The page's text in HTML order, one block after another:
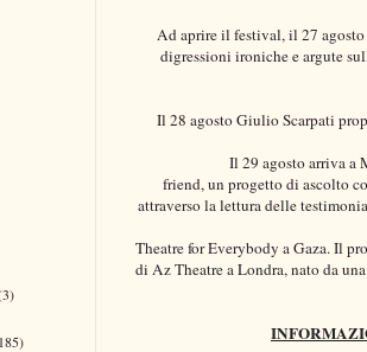
Ad aprire il festival, il 27
digressioni ironiche e argute
Il 28 agosto Giulio Scarpati
Il 29 agosto arriva a
friend, un progetto di ascolto
attraverso la lettura delle
Theatre for Everybody a Gaza. Il
di Az Theatre a Londra, nato da